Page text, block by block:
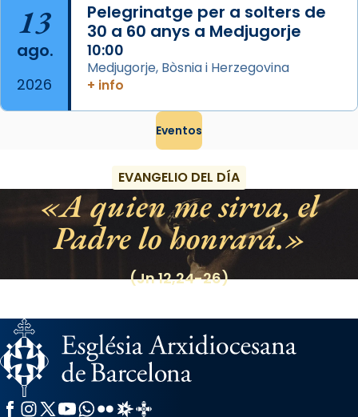
13
ago.
2026
Pelegrinatge per a solters de
30 a 60 anys a Medjugorje
10:00
Medjugorje, Bòsnia i Herzegovina
+ info
Eventos
EVANGELIO DEL DÍA
A quien me sirva, el
Padre lo honrará.
(Jn 12,24-26)
Facebook
Instagram
X / Twitter
YouTube
WhatsApp
FlickrRadio Estel
Catalunya Cristiana